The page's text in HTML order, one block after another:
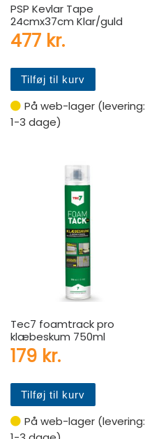
PSP Kevlar Tape
24cmx37cm Klar/guld
477 kr.
Tilføj til kurv
På web-lager (levering:
1-3 dage)
Tec7 foamtrack pro
klæbeskum 750ml
179 kr.
Tilføj til kurv
På web-lager (levering: